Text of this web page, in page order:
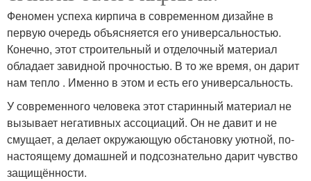
Феномен успеха кирпича в современном дизайне в
первую очередь объясняется его универсальностью.
Конечно, этот строительный и отделочный материал
обладает завидной прочностью. В то же время, он дарит
нам тепло . Именно в этом и есть его универсальность.
У современного человека этот старинный материал не
вызывает негативных ассоциаций. Он не давит и не
смущает, а делает окружающую обстановку уютной, по-
настоящему домашней и подсознательно дарит чувство
защищённости.